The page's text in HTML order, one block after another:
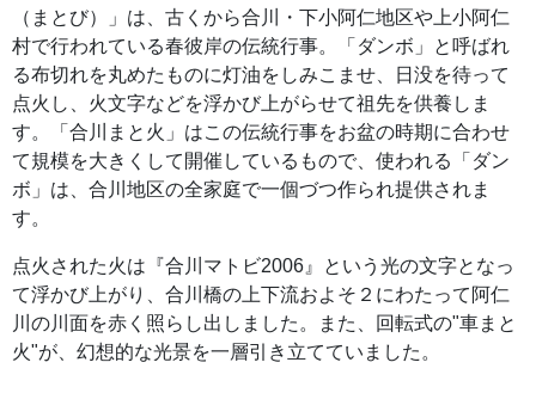
（まとび）」は、古くから合川・下小阿仁地区や上小阿仁
村で行われている春彼岸の伝統行事。「ダンボ」と呼ばれ
る布切れを丸めたものに灯油をしみこませ、日没を待って
点火し、火文字などを浮かび上がらせて祖先を供養しま
す。「合川まと火」はこの伝統行事をお盆の時期に合わせ
て規模を大きくして開催しているもので、使われる「ダン
ボ」は、合川地区の全家庭で一個づつ作られ提供されま
す。
点火された火は『合川マトビ2006』という光の文字となっ
て浮かび上がり、合川橋の上下流およそ２にわたって阿仁
川の川面を赤く照らし出しました。また、回転式の"車まと
火"が、幻想的な光景を一層引き立てていました。